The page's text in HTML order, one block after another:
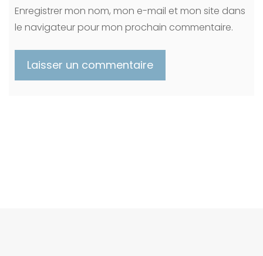
Enregistrer mon nom, mon e-mail et mon site dans
le navigateur pour mon prochain commentaire.